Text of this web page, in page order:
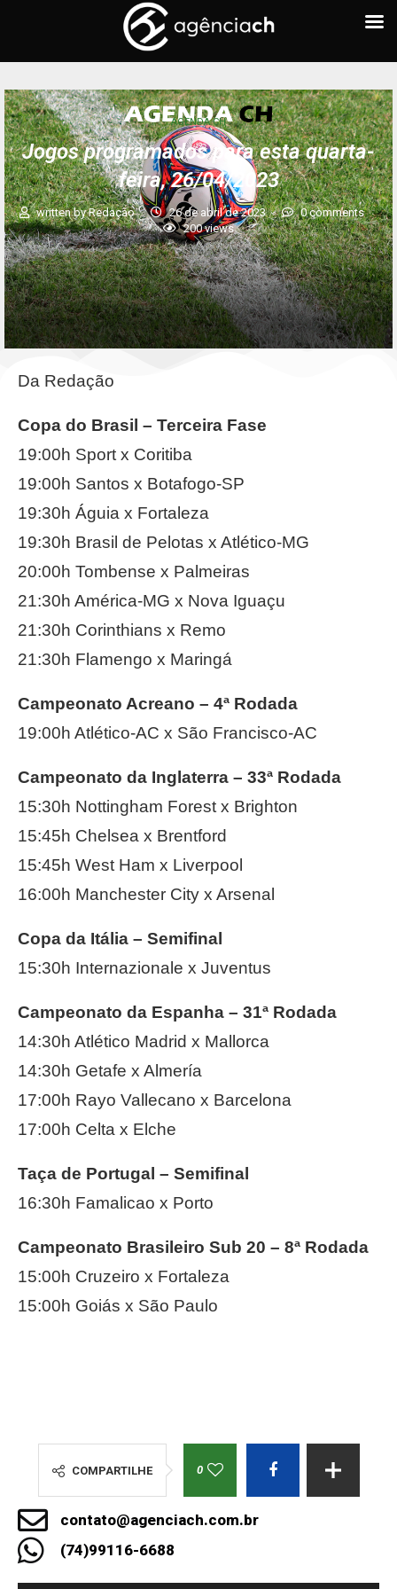
AGENDA CH
Jogos programados para esta quarta-
feira, 26/04/2023
written byRedação 26 de abril de 2023
0 comments
200views
Da Redação
Copa do Brasil – Terceira Fase
19:00h Sport x Coritiba
19:00h Santos x Botafogo-SP
19:30h Águia x Fortaleza
19:30h Brasil de Pelotas x Atlético-MG
20:00h Tombense x Palmeiras
21:30h América-MG x Nova Iguaçu
21:30h Corinthians x Remo
21:30h Flamengo x Maringá
Campeonato Acreano – 4ª Rodada
19:00h Atlético-AC x São Francisco-AC
Campeonato da Inglaterra – 33ª Rodada
15:30h Nottingham Forest x Brighton
15:45h Chelsea x Brentford
15:45h West Ham x Liverpool
16:00h Manchester City x Arsenal
Copa da Itália – Semifinal
15:30h Internazionale x Juventus
Campeonato da Espanha – 31ª Rodada
14:30h Atlético Madrid x Mallorca
14:30h Getafe x Almería
17:00h Rayo Vallecano x Barcelona
17:00h Celta x Elche
Taça de Portugal – Semifinal
16:30h Famalicao x Porto
Campeonato Brasileiro Sub 20 – 8ª Rodada
15:00h Cruzeiro x Fortaleza
15:00h Goiás x São Paulo
COMPARTILHE 0
contato@agenciach.com.br
(74)99116-6688